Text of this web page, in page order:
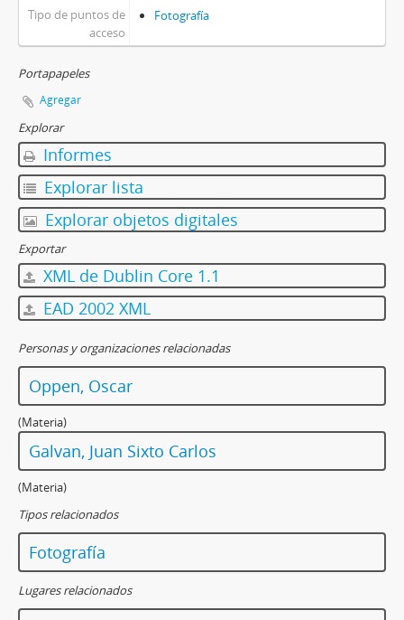
Tipo de puntos de
acceso
Fotografía
Portapapeles
Agregar
Explorar
Informes
Explorar lista
Explorar objetos digitales
Exportar
XML de Dublin Core 1.1
EAD 2002 XML
Personas y organizaciones relacionadas
Oppen, Oscar
(Materia)
Galvan, Juan Sixto Carlos
(Materia)
Tipos relacionados
Fotografía
Lugares relacionados